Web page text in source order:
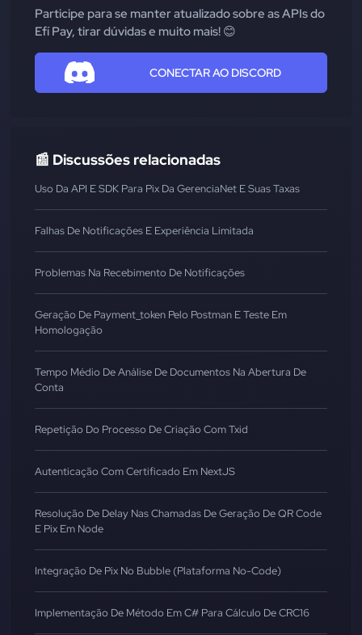
Participe para se manter atualizado sobre as APIs do
Efí Pay, tirar dúvidas e muito mais! 😊
CONECTAR AO DISCORD
📰 Discussões relacionadas
Uso Da API E SDK Para Pix Da GerenciaNet E Suas Taxas
Falhas De Notificações E Experiência Limitada
Problemas Na Recebimento De Notificações
Geração De Payment_token Pelo Postman E Teste Em
Homologação
Tempo Médio De Análise De Documentos Na Abertura De
Conta
Repetição Do Processo De Criação Com Txid
Autenticação Com Certificado Em NextJS
Resolução De Delay Nas Chamadas De Geração De QR Code
E Pix Em Node
Integração De Pix No Bubble (Plataforma No-Code)
Implementação De Método Em C# Para Cálculo De CRC16